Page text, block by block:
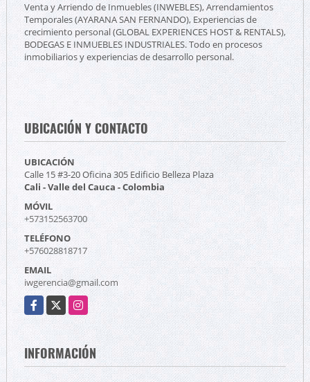
Venta y Arriendo de Inmuebles (INWEBLES), Arrendamientos
Temporales (AYARANA SAN FERNANDO), Experiencias de
crecimiento personal (GLOBAL EXPERIENCES HOST & RENTALS),
BODEGAS E INMUEBLES INDUSTRIALES. Todo en procesos
inmobiliarios y experiencias de desarrollo personal.
UBICACIÓN Y CONTACTO
UBICACIÓN
Calle 15 #3-20 Oficina 305 Edificio Belleza Plaza
Cali - Valle del Cauca - Colombia
MÓVIL
+573152563700
TELÉFONO
+576028818717
EMAIL
iwgerencia@gmail.com
Facebook
X Instagram
INFORMACIÓN